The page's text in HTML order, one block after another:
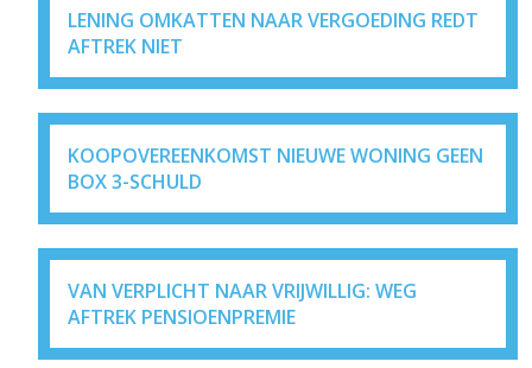
LENING OMKATTEN NAAR VERGOEDING REDT
AFTREK NIET
KOOPOVEREENKOMST NIEUWE WONING GEEN
BOX 3-SCHULD
VAN VERPLICHT NAAR VRIJWILLIG: WEG
AFTREK PENSIOENPREMIE